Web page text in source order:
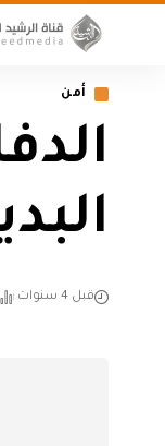
أمن
قبل 4 سنوات